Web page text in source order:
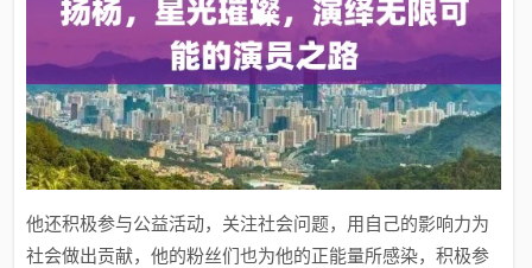
他还积极参与公益活动，关注社会问题，用自己的影响力为
社会做出贡献，他的粉丝们也为他的正能量所感染，积极参